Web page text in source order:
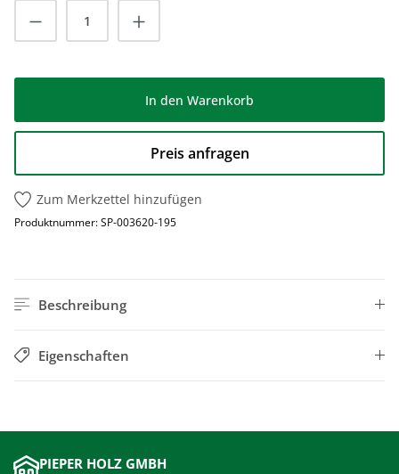
Produkt Anzahl: Gib den gewünschten
In den Warenkorb
Preis anfragen
Zum Merkzettel hinzufügen
Produktnummer:SP-003620-195
Beschreibung
Eigenschaften
PIEPER HOLZ GMBH